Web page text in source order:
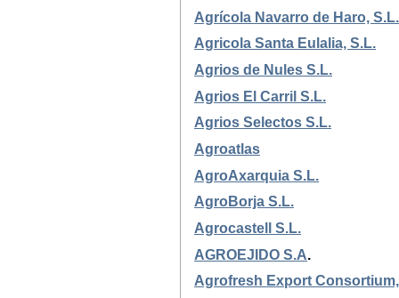
Agrícola Navarro de Haro, S.L.
Agricola Santa Eulalia, S.L.
Agrios de Nules S.L.
Agrios El Carril S.L.
Agrios Selectos S.L.
Agroatlas
AgroAxarquia S.L.
AgroBorja S.L.
Agrocastell S.L.
AGROEJIDO S.A.
Agrofresh Export